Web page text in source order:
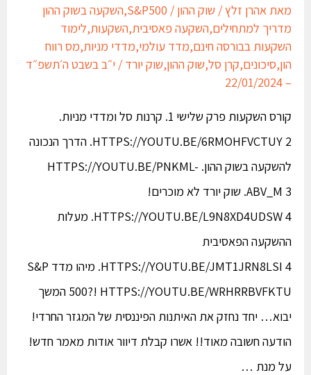
מאתאהרן זלץ/שוק ההון/
S&P500
,השקעה בשוק ההון
מדריך למתחילים,השקעה פאסיבית,השקעות,לימוד
השקעות בבורסה חינם,מדד עולמי,מדדי מניות,מס רווח
הון,סיכונים,קרן סל,שוק ההון,שוק יורד/י״ב בשבט ה׳תשפ״ד
– 22/01/2024
קורס השקעות פרק שלישי 1. קרנות סל ומדדי מניות.
HTTPS://YOUTU.BE/6RMOHFVCTUY 2. הדרך הנכונה
להשקעה בשוק ההון. HTTPS://YOUTU.BE/PNKML-
ABV_M 3. שוק יורד לא מוכרים!
HTTPS://YOUTU.BE/L9N8XD4UDSW 4. מעלות
ההשקעה הפאסיבית
HTTPS://YOUTU.BE/JMT1JRN8LSI 4. מיהו מדד S&P
500?! HTTPS://YOUTU.BE/WRHRRBVFKTU המשך
יבוא… יחד נחזק את האיתנות הפיננסית של המגזר החרדי!​​
הודעה חשובה מאוד!! אשרו קבלת דיוור אודות מאמר חדש!
על מנת …